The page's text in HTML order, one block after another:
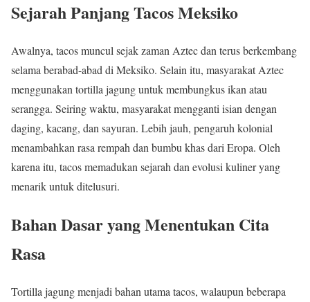
Sejarah Panjang Tacos Meksiko
Awalnya, tacos muncul sejak zaman Aztec dan terus berkembang
selama berabad-abad di Meksiko. Selain itu, masyarakat Aztec
menggunakan tortilla jagung untuk membungkus ikan atau
serangga. Seiring waktu, masyarakat mengganti isian dengan
daging, kacang, dan sayuran. Lebih jauh, pengaruh kolonial
menambahkan rasa rempah dan bumbu khas dari Eropa. Oleh
karena itu, tacos memadukan sejarah dan evolusi kuliner yang
menarik untuk ditelusuri.
Bahan Dasar yang Menentukan Cita
Rasa
Tortilla jagung menjadi bahan utama tacos, walaupun beberapa